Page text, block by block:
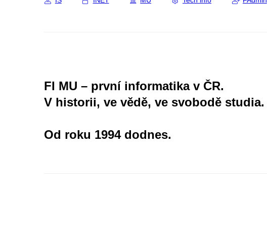
FI MU – první informatika v ČR.
V historii, ve vědě, ve svobodě studia.
Od roku 1994 dodnes.